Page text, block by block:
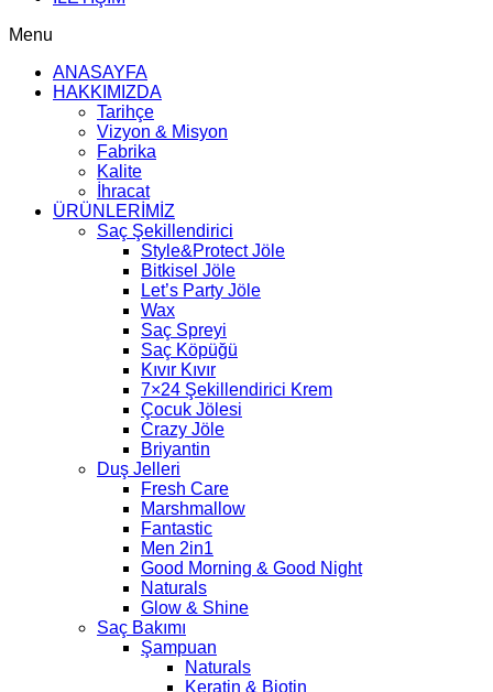
Menu
ANASAYFA
HAKKIMIZDA
Tarihçe
Vizyon & Misyon
Fabrika
Kalite
İhracat
ÜRÜNLERİMİZ
Saç Şekillendirici
Style&Protect Jöle
Bitkisel Jöle
Let’s Party Jöle
Wax
Saç Spreyi
Saç Köpüğü
Kıvır Kıvır
7×24 Şekillendirici Krem
Çocuk Jölesi
Crazy Jöle
Briyantin
Duş Jelleri
Fresh Care
Marshmallow
Fantastic
Men 2in1
Good Morning & Good Night
Naturals
Glow & Shine
Saç Bakımı
Şampuan
Naturals
Keratin & Biotin